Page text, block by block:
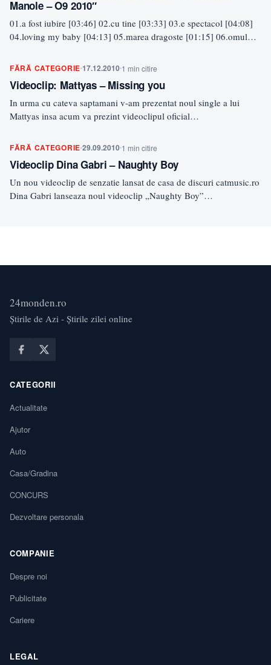
Manole – O9 2010″
01.a fost iubire [03:46] 02.cu tine [03:33] 03.e spectacol [04:08]
04.loving my baby [04:13] 05.marea dragoste [01:15] 06.omul…
FĂRĂ CATEGORIE17.12.2010 1 min citire
Videoclip: Mattyas – Missing you
In urma cu cateva saptamani v-am prezentat noul single a lui
Mattyas insa acum va prezint videoclipul oficial…
FĂRĂ CATEGORIE29.09.2010 1 min citire
Videoclip Dina Gabri – Naughty Boy
Un nou videoclip de senzatie lansat de casa de discuri catmusic.ro
Dina Gabri lanseaza noul videoclip „Naughty Boy”…
24monden.ro
Știrile de Azi - Știrile zilei online
CATEGORII
Actualitate
Ajutor
Auto
Casa/Gradina
CONCURS
Dezvoltare personala
COMPANIE
Despre noi
Publicitate
Cariere
LEGAL